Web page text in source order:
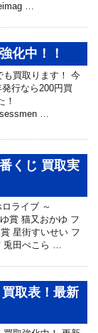
…
化中！！
も買取ります！ 今
行なら200円買
！
…
くじ 買取実
ライブ ～
賞 猫又おかゆ フ
星街すいせい フ
兎田ぺこら …
取表！最新